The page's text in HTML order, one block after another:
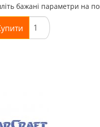
бажані параметри на